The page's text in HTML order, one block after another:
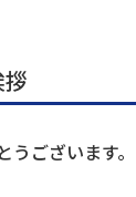
ございます。